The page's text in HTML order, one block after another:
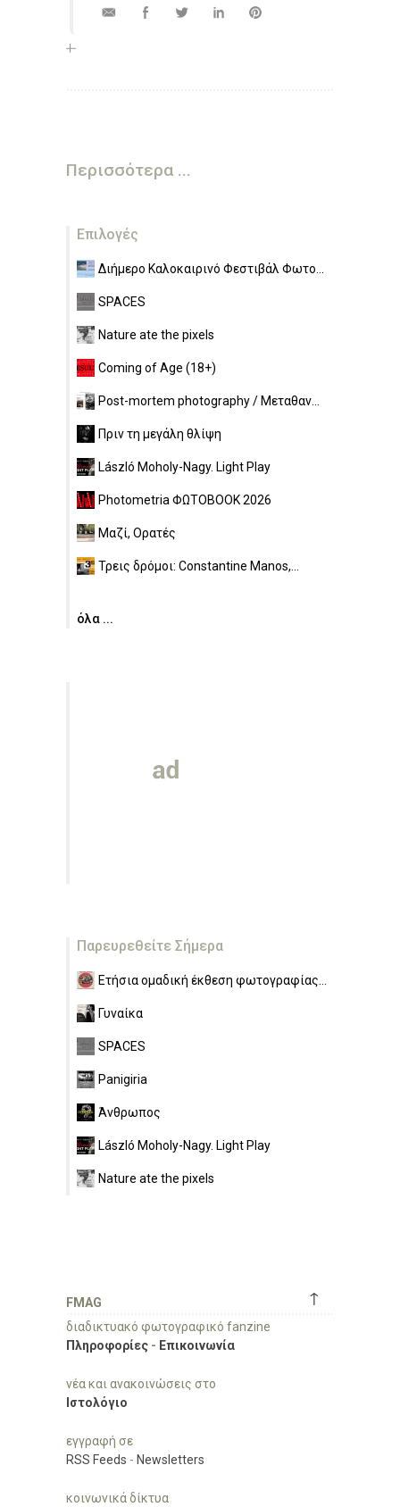
Περισσότερα ...
Επιλογές
Διήμερο Καλοκαιρινό Φεστιβάλ Φωτο...
SPACES
Nature ate the pixels
Coming of Age (18+)
Post-mortem photography / Μεταθαν...
Πριν τη μεγάλη θλίψη
László Moholy-Nagy. Light Play
Photometria ΦΩΤΟBOOK 2026
Μαζί, Ορατές
Τρεις δρόμοι: Constantine Manos,...
όλα ...
Παρευρεθείτε Σήμερα
Ετήσια ομαδική έκθεση φωτογραφίας...
Γυναίκα
SPACES
Panigiria
Άνθρωπος
László Moholy-Nagy. Light Play
Nature ate the pixels
↑
FMAG
διαδικτυακό φωτογραφικό fanzine
Πληροφορίες - Επικοινωνία
νέα και ανακοινώσεις στο
Ιστολόγιο
εγγραφή σε
RSS Feeds - Newsletters
κοινωνικά δίκτυα